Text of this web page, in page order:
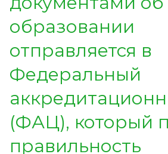
образовании
отправляется в
Федеральный
(ФАЦ), который
правильность